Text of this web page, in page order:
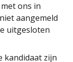
ons in
aangemeld
uitgesloten
kandidaat zijn